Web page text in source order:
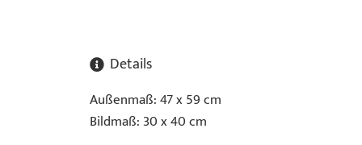
Details
Außenmaß: 47 x 59 cm
Bildmaß: 30 x 40 cm